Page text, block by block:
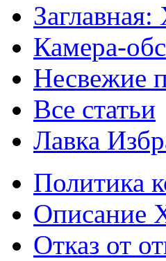
Камера-
Несвежие
Все статьи
Лавка
Политика
Описание
Отказ от